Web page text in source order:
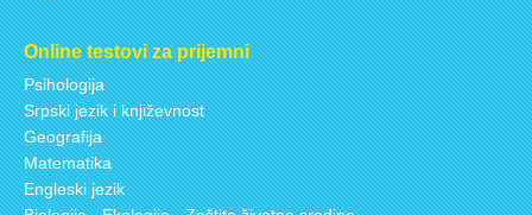
Online testovi za prijemni
Psihologija
Srpski jezik i književnost
Geografija
Matematika
Engleski jezik